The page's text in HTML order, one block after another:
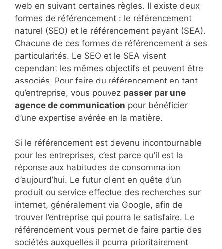
web en suivant certaines règles. Il existe deux
formes de référencement : le référencement
naturel (SEO) et le référencement payant (SEA).
Chacune de ces formes de référencement a ses
particularités. Le SEO et le SEA visent
cependant les mêmes objectifs et peuvent être
associés. Pour faire du référencement en tant
qu’entreprise, vous pouvez passer par une
agence de communication pour bénéficier
d’une expertise avérée en la matière.
Si le référencement est devenu incontournable
pour les entreprises, c’est parce qu’il est la
réponse aux habitudes de consommation
d’aujourd’hui. Le futur client en quête d’un
produit ou service effectue des recherches sur
internet, généralement via Google, afin de
trouver l’entreprise qui pourra le satisfaire. Le
référencement vous permet de faire partie des
sociétés auxquelles il pourra prioritairement